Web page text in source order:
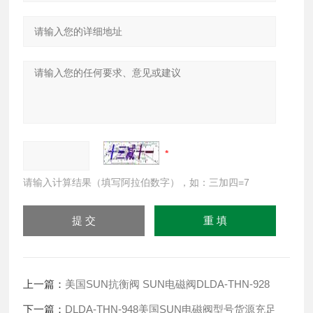
请输入计算结果（填写阿拉伯数字），如：三加四=7
上一篇： 美国SUN抗衡阀 SUN电磁阀DLDA-THN-928
下一篇： DLDA-THN-948美国SUN电磁阀型号货源充足